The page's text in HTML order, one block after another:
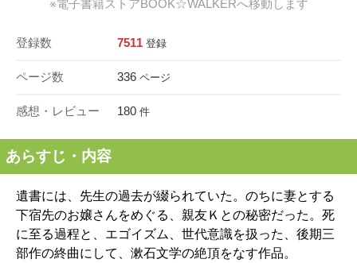
※電子書籍ストアBOOK☆WALKERへ移動します
登録数 7511 登録
ページ数 336 ページ
感想・レビュー 180 件
あらすじ・内容
遺書には、先生の過去が綴られていた。のちに妻とする
下宿先のお嬢さんをめぐる、親友Ｋとの秘密だった。死
に至る過程と、エゴイズム、世代意識を扱った、後期三
部作の終曲にして、漱石文学の絶頂をなす作品。